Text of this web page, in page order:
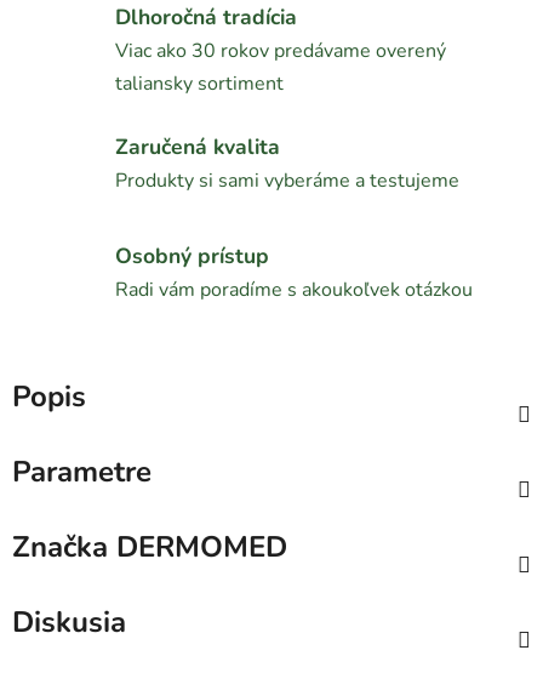
Dlhoročná tradícia
Viac ako 30 rokov predávame overený
taliansky sortiment
Zaručená kvalita
Produkty si sami vyberáme a testujeme
Osobný prístup
Radi vám poradíme s akoukoľvek otázkou
Popis
Parametre
Značka DERMOMED
Diskusia